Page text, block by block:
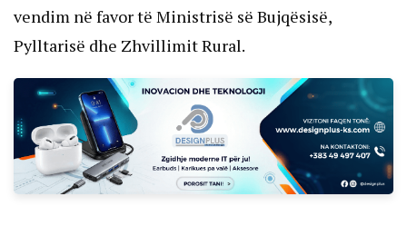
vendim në favor të Ministrisë së Bujqësisë,
Pylltarisë dhe Zhvillimit Rural.